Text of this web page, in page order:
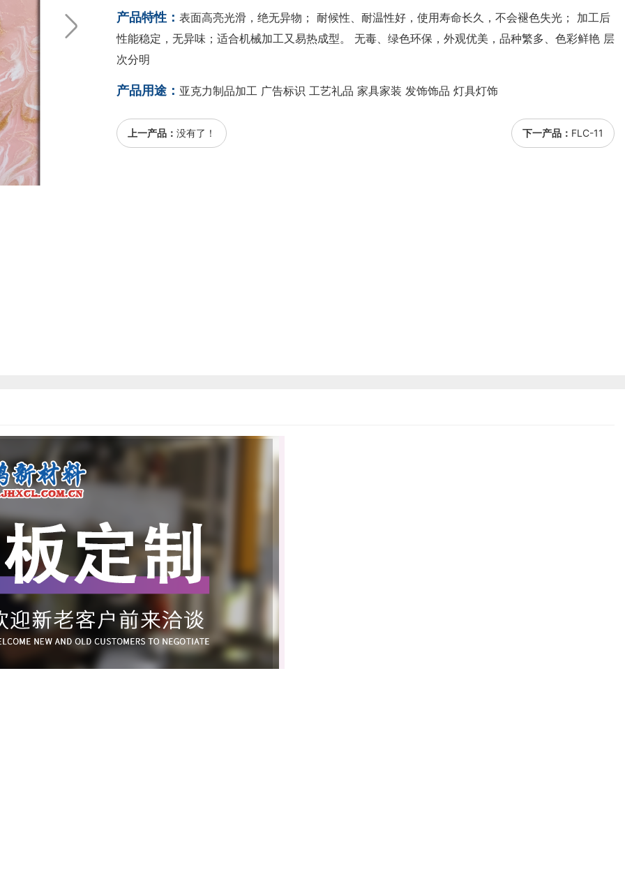
产品特性： 表面高亮光滑，绝无异物； 耐候性、耐温性好，使用寿命长久，不会褪色失光； 加工后
性能稳定，无异味；适合机械加工又易热成型。 无毒、绿色环保，外观优美，品种繁多、色彩鲜艳 层
次分明
产品用途： 亚克力制品加工 广告标识 工艺礼品 家具家装 发饰饰品 灯具灯饰
上一产品： 没有了！ 下一产品： FLC-11